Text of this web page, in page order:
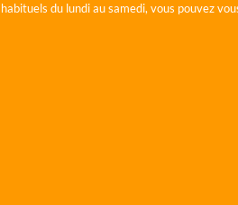
du lundi au samedi, vous pouvez